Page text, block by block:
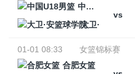
中国U18男篮
vs
大卫·安篮球学
01-01 08:33
女篮锦标赛
合肥女篮